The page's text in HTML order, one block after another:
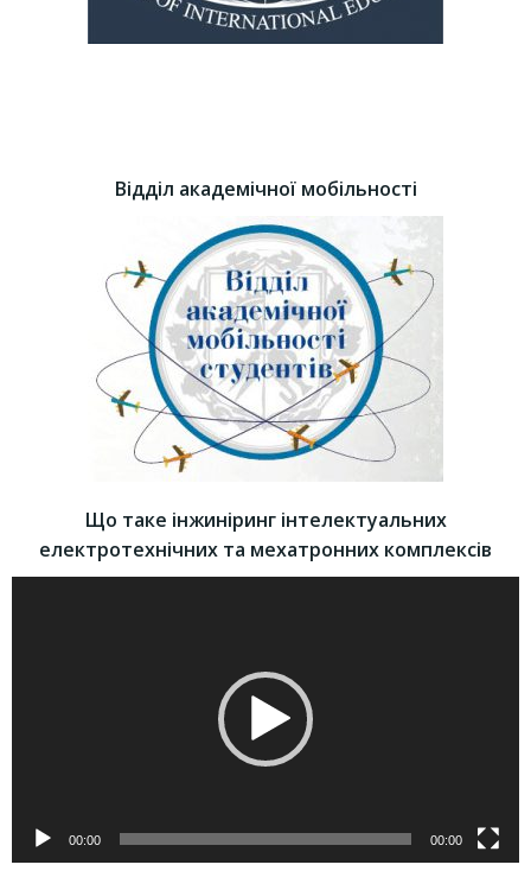
Відділ академічної мобільності
Що таке інжиніринг інтелектуальних
електротехнічних та мехатронних комплексів
00:00 00:00